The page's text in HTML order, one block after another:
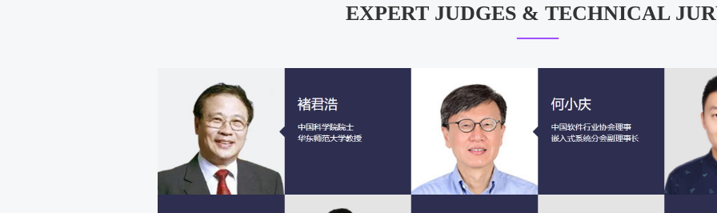
EXPERT JUDGES & TECHNICAL
——